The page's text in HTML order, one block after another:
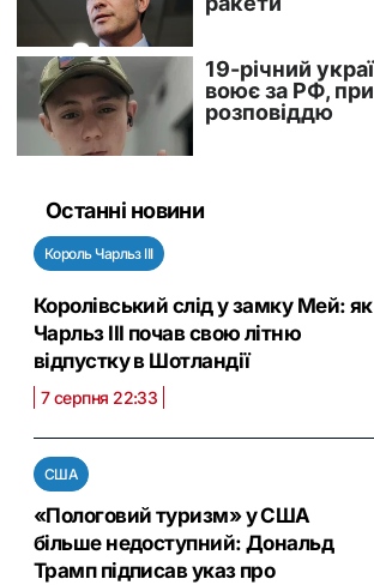
Останні новини
Король Чарльз III
Королівський слід у замку Мей: як
Чарльз III почав свою літню
відпустку в Шотландії
7 серпня 22:33
США
«Пологовий туризм» у США
більше недоступний: Дональд
Трамп підписав указ про